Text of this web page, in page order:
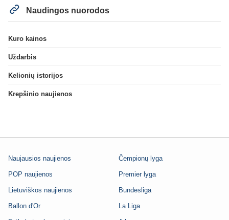
Naudingos nuorodos
Kuro kainos
Uždarbis
Kelionių istorijos
Krepšinio naujienos
Naujausios naujienos
POP naujienos
Lietuviškos naujienos
Ballon d'Or
Čempionų lyga
Premier lyga
Bundesliga
La Liga